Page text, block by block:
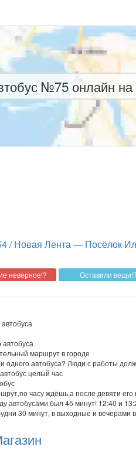
№75 онлайн на
/ Новая Лента — Посёлок
маршрут в городе
одного автобуса? Люди с работы
целый час
часу ждёшь,а после девяти его
автобусами был 45 минут! 12:40 и
30 минут, в выходные и вечерами